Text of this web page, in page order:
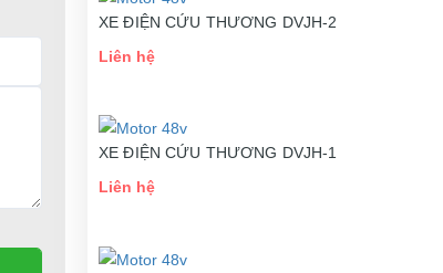
XE ĐIỆN CỨU THƯƠNG DVJH-2
Liên hệ
XE ĐIỆN CỨU THƯƠNG DVJH-1
Liên hệ